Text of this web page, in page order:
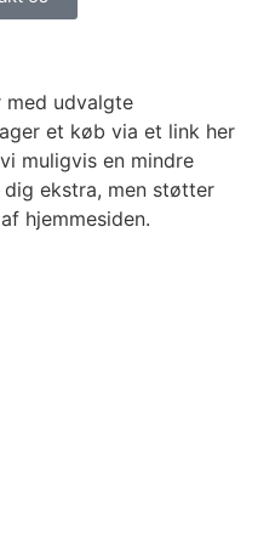
med udvalgte
et køb via et link her
muligvis en mindre
ekstra, men støtter
hjemmesiden.